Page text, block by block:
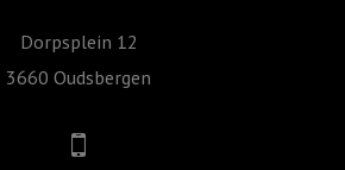
Dorpsplein 12
3660 Oudsbergen